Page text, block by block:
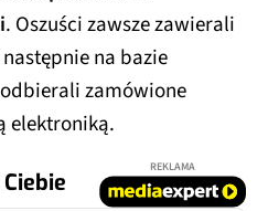
. Oszuści zawsze zawierali
na bazie
zamówione
elektroniką.